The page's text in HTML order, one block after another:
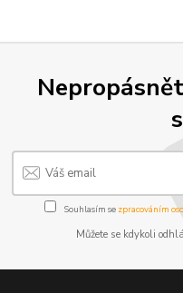
Souhlasím se zpracováním
Můžete se kdykoli